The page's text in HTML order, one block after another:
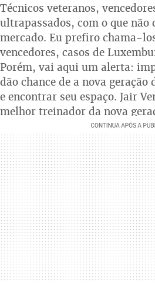
Técnicos veteranos,
ultrapassados, com o que não
mercado. Eu prefiro chama-
vencedores, casos de
Porém, vai aqui um alerta:
dão chance de a nova
e encontrar seu espaço. Jair
melhor treinador da nova